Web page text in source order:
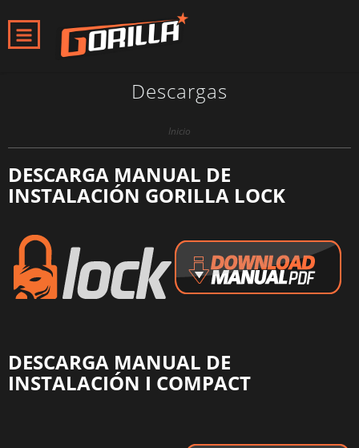
Descargas
Inicio
DESCARGA MANUAL DE
INSTALACIÓN GORILLA LOCK
DESCARGA MANUAL DE
INSTALACIÓN I COMPACT